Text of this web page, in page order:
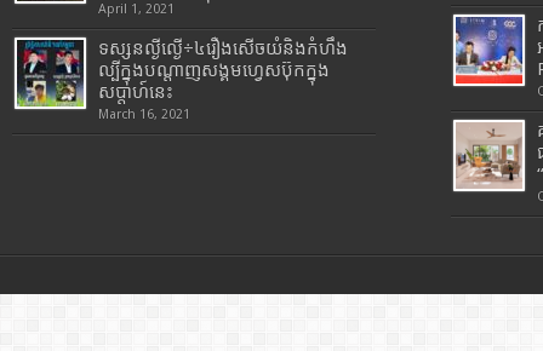
April 1, 2021
ទស្សនល្ងីល្ងើ÷៤រឿងសើចយំនិងកំហឹង
ល្បីក្នុងបណ្តាញសង្គមហ្វេសប៊ុកក្នុង
សប្តាហ៍នេះ
March 16, 2021